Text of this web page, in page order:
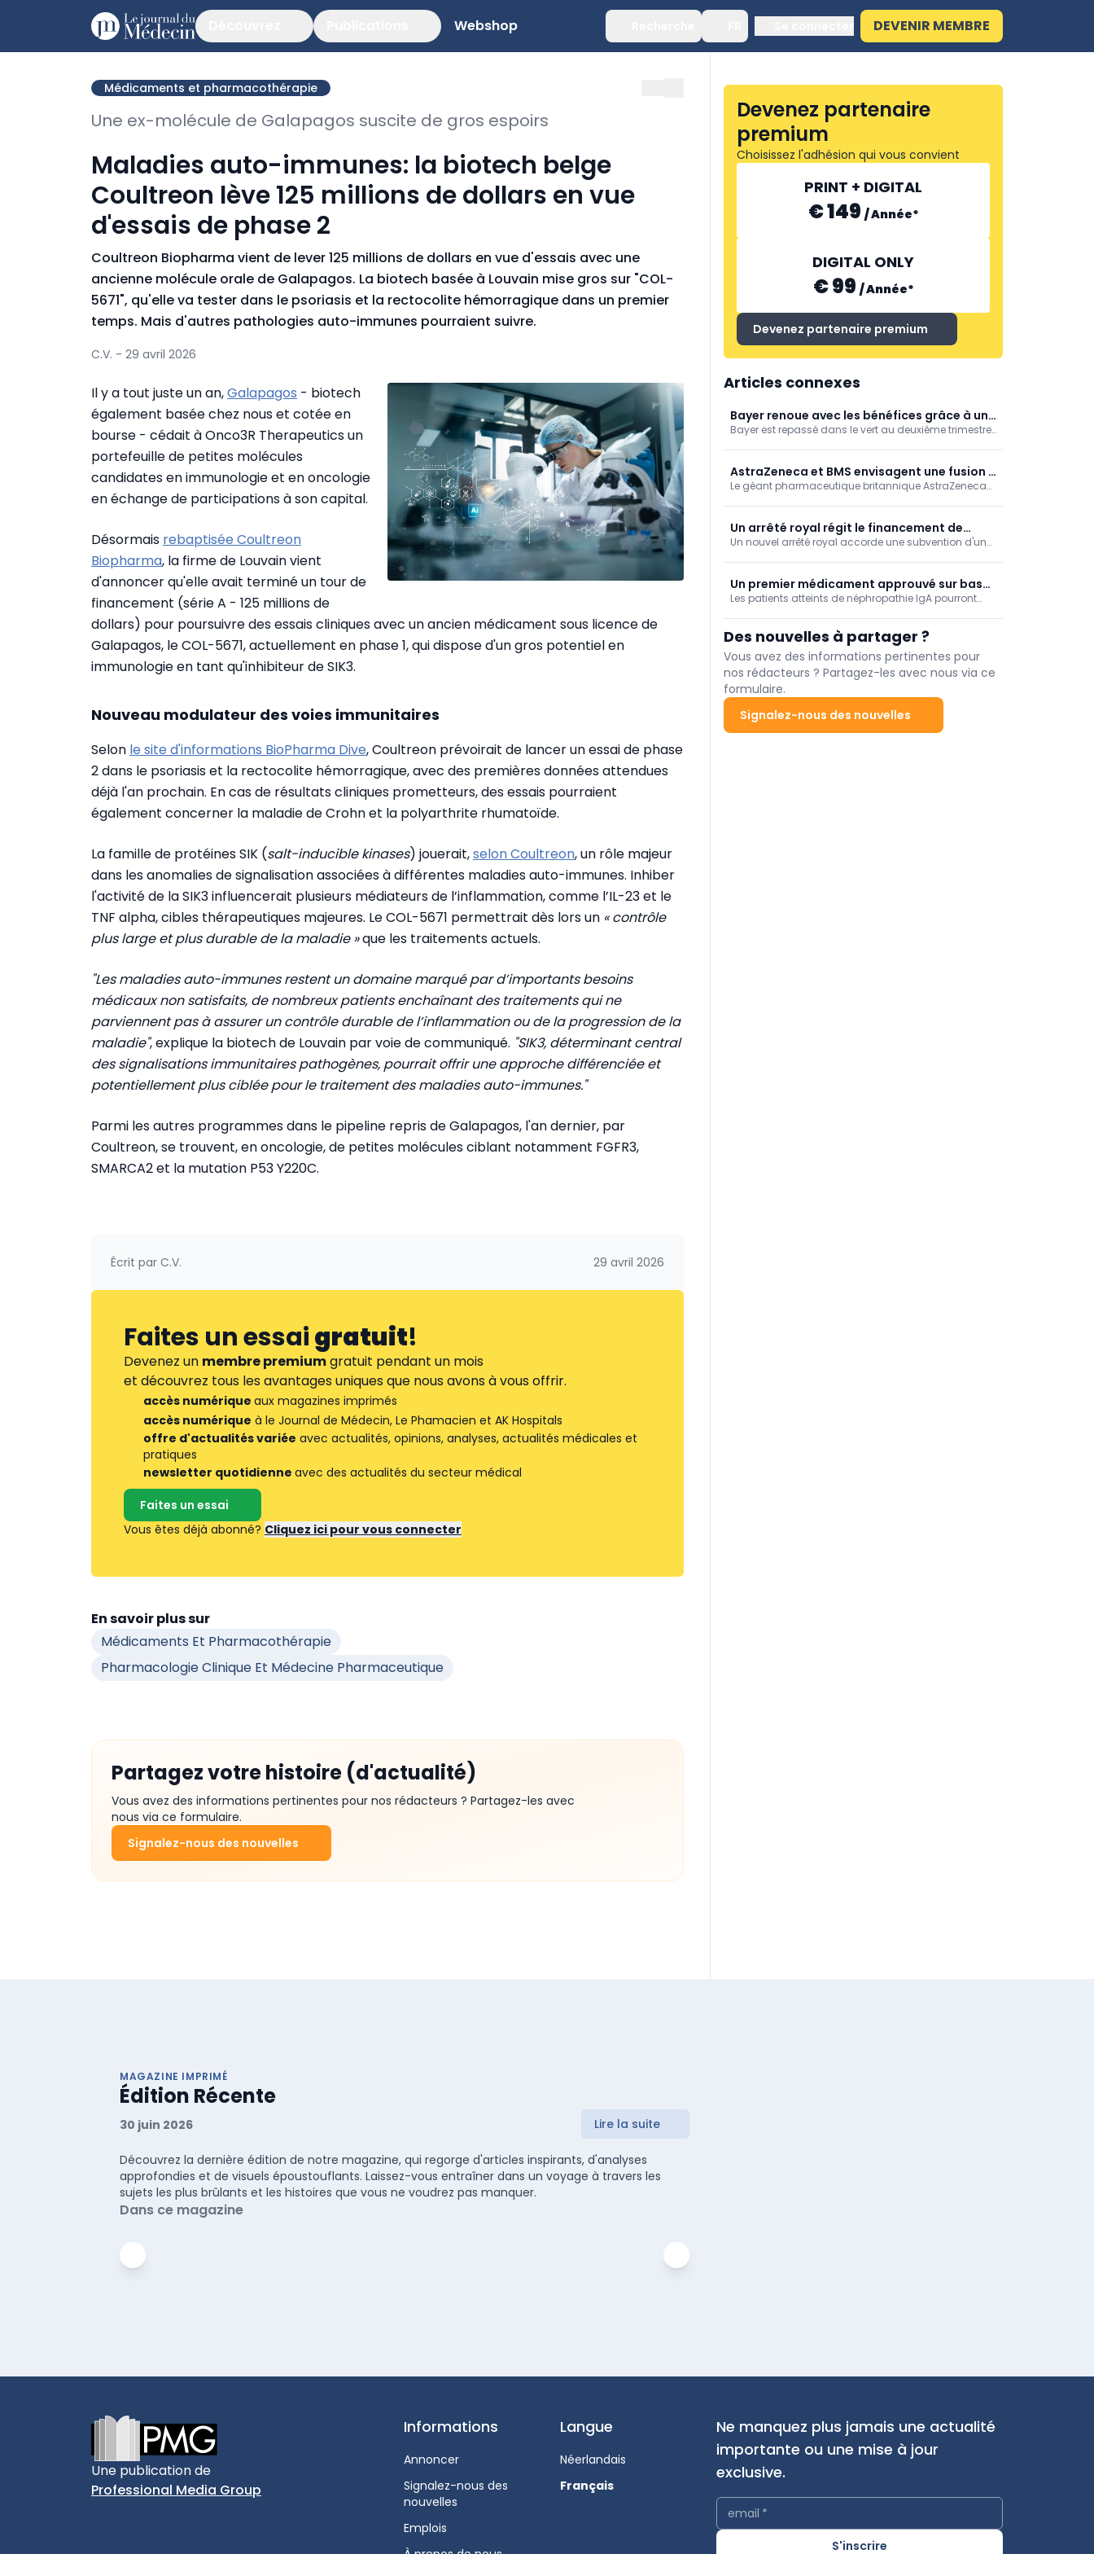
Webshop DEVENIR MEMBRE
Médicaments et pharmacothérapie
Une ex-molécule de Galapagos suscite de gros espoirs
Maladies auto-immunes: la biotech belge
Coultreon lève 125 millions de dollars en vue
d'essais de phase 2
Coultreon Biopharma vient de lever 125 millions de dollars en vue d'essais avec une
ancienne molécule orale de Galapagos. La biotech basée à Louvain mise gros sur "COL-
5671", qu'elle va tester dans le psoriasis et la rectocolite hémorragique dans un premier
temps. Mais d'autres pathologies auto-immunes pourraient suivre.
C.V. - 29 avril 2026
Il y a tout juste un an,Galapagos - biotech
également basée chez nous et cotée en
bourse - cédait à Onco3R Therapeutics un
portefeuille de petites molécules
candidates en immunologie et en oncologie
en échange de participations à son capital.
Désormais rebaptisée Coultreon
Biopharma, la firme de Louvain vient
d'annoncer qu'elle avait terminé un tour de
financement (série A - 125 millions de
dollars) pour poursuivre des essais cliniques avec un ancien médicament sous licence de
Galapagos, le COL-5671, actuellement en phase 1, qui dispose d'un gros potentiel en
immunologie en tant qu'inhibiteur de SIK3.
Nouveau modulateur des voies immunitaires
Selon le site d'informations BioPharma Dive, Coultreon prévoirait de lancer un essai de phase
2 dans le psoriasis et la rectocolite hémorragique, avec des premières données attendues
déjà l'an prochain. En cas de résultats cliniques prometteurs, des essais pourraient
également concerner la maladie de Crohn et la polyarthrite rhumatoïde.
La famille de protéines SIK (salt-inducible kinases) jouerait,selon Coultreon, un rôle majeur
dans les anomalies de signalisation associées à différentes maladies auto-immunes. Inhiber
l'activité de la SIK3 influencerait plusieurs médiateurs de l’inflammation, comme l’IL-23 et le
TNF alpha, cibles thérapeutiques majeures. Le COL-5671 permettrait dès lors un « contrôle
plus large et plus durable de la maladie »que les traitements actuels.
"Les maladies auto-immunes restent un domaine marqué par d’importants besoins
médicaux non satisfaits, de nombreux patients enchaînant des traitements qui ne
parviennent pas à assurer un contrôle durable de l’inflammation ou de la progression de la
maladie", explique la biotech de Louvain par voie de communiqué. "SIK3, déterminant central
des signalisations immunitaires pathogènes, pourrait offrir une approche différenciée et
potentiellement plus ciblée pour le traitement des maladies auto-immunes."
Parmi les autres programmes dans le pipeline repris de Galapagos, l'an dernier, par
Coultreon, se trouvent, en oncologie, de petites molécules ciblant notamment FGFR3,
SMARCA2 et la mutation P53 Y220C.
Écrit par C.V. 29 avril 2026
Faites un essaigratuit!
Devenez un membre premiumgratuit pendant un mois
et découvrez tous les avantages uniques que nous avons à vous offrir.
accès numérique aux magazines imprimés
accès numérique à le Journal de Médecin, Le Phamacien et AK Hospitals
offre d'actualités variée avec actualités, opinions, analyses, actualités médicales et
pratiques
newsletter quotidienne avec des actualités du secteur médical
Faites un essai
Vous êtes déjà abonné? Cliquez ici pour vous connecter
En savoir plus sur
Médicaments Et Pharmacothérapie
Pharmacologie Clinique Et Médecine Pharmaceutique
Partagez votre histoire (d'actualité)
Vous avez des informations pertinentes pour nos rédacteurs ? Partagez-les avec
nous via ce formulaire.
Signalez-nous des nouvelles
Devenez partenaire
premium
Choisissez l'adhésion qui vous convient
PRINT + DIGITAL
€ 149 /Année*
DIGITAL ONLY
€ 99 /Année*
Devenez partenaire premium
Articles connexes
Bayer renoue avec les bénéfices grâce à une
forte baisse de frais juridiques
Bayer est repassé dans le vert au deuxième trimestre,
drastique des coûts liés aux litiges juridiques.
AstraZeneca et BMS envisagent une fusion à
400 milliards de dollars
Le géant pharmaceutique britannique AstraZeneca
naissance à l'un des plus grands laboratoires au
monde, valorisé près de 400 milliards.
Un arrêté royal régit le financement de
l'information indépendante sur les
médicaments
Un nouvel arrêté royal accorde une subvention d'un
» pour la diffusion d'informations objectives sur les
médicaments auprès des professionnels de santé et
des patients.
Un premier médicament approuvé sur base
de la procédure rapide EEFA
Les patients atteints de néphropathie IgA pourront
vert des autorités belges via la procédure dites "Early
and Equitable Fast Access".
Des nouvelles à partager ?
Vous avez des informations pertinentes pour
nos rédacteurs ? Partagez-les avec nous via ce
formulaire.
Signalez-nous des nouvelles
MAGAZINE IMPRIMÉ
Édition Récente
30 juin 2026 Lire la suite
Découvrez la dernière édition de notre magazine, qui regorge d'articles inspirants, d'analyses
approfondies et de visuels époustouflants. Laissez-vous entraîner dans un voyage à travers les
sujets les plus brûlants et les histoires que vous ne voudrez pas manquer.
Dans ce magazine
Une publication de
Professional Media Group
Informations
Annoncer
Signalez-nous des
nouvelles
Emplois
Langue
Néerlandais
Français
Ne manquez plus jamais une actualité
importante ou une mise à jour
exclusive.
email *
S'inscrire